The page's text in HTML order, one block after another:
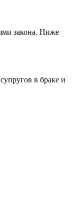
закона. Ниже
в браке и